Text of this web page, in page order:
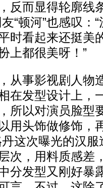
反而显得轮廓线
“顿河”也感叹
时看起来还挺美
上都很美呀！”
事影视剧人物造
在发型设计上，
所以对演员脸型
用头饰做修饰，
丹这次曝光的汉
次，用料质感差
分发型又刚好暴